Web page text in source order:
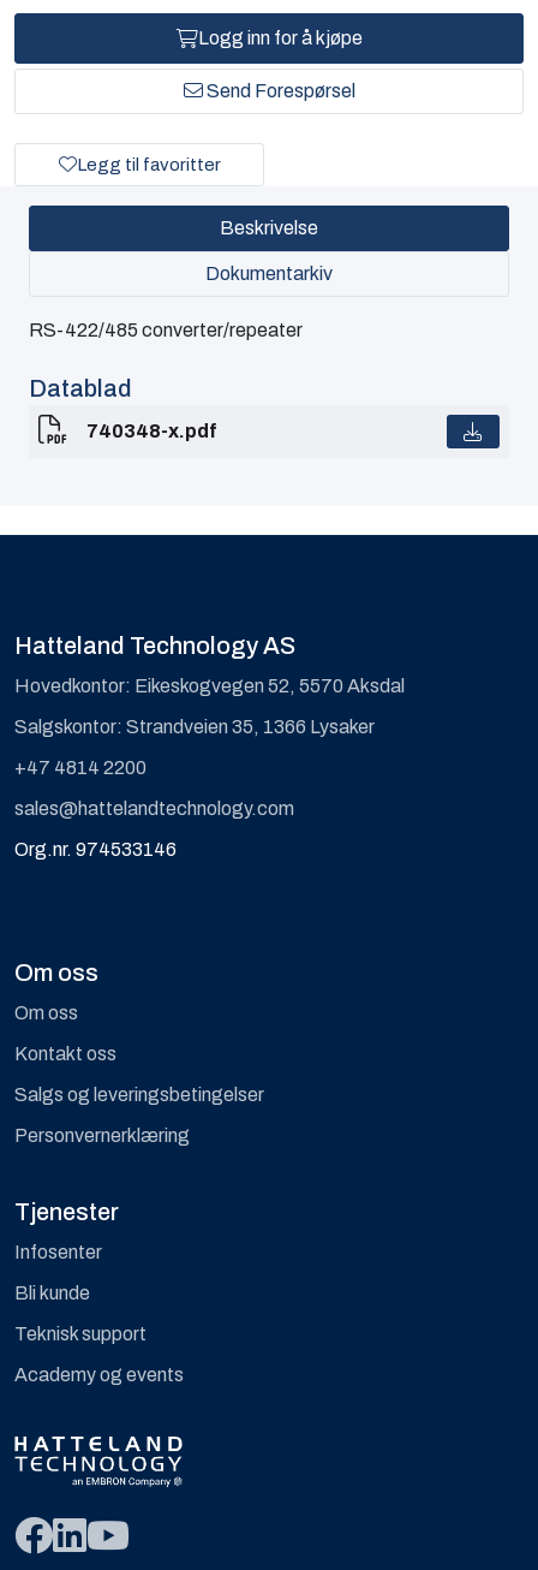
Logg inn for å kjøpe
Send Forespørsel
Legg til favoritter
Beskrivelse
Dokumentarkiv
RS-422/485 converter/repeater
Datablad
740348-x.pdf
Hatteland Technology AS
Hovedkontor: Eikeskogvegen 52, 5570 Aksdal
Salgskontor: Strandveien 35, 1366 Lysaker
+47 4814 2200
sales@hattelandtechnology.com
Org.nr. 974533146
Om oss
Om oss
Kontakt oss
Salgs og leveringsbetingelser
Personvernerklæring
Tjenester
Infosenter
Bli kunde
Teknisk support
Academy og events